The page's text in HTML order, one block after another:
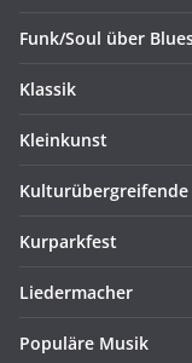
Funk/Soul über
Klassik
Kleinkunst
Kurparkfest
Liedermacher
Populäre Musik